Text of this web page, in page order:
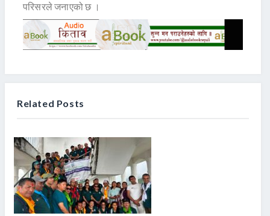
परिसरले जनाएको छ ।
Related Posts